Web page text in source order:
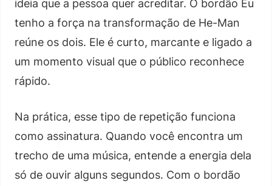
ideia que a pessoa quer acreditar. O bordão Eu
tenho a força na transformação de He-Man
reúne os dois. Ele é curto, marcante e ligado a
um momento visual que o público reconhece
rápido.
Na prática, esse tipo de repetição funciona
como assinatura. Quando você encontra um
trecho de uma música, entende a energia dela
só de ouvir alguns segundos. Com o bordão